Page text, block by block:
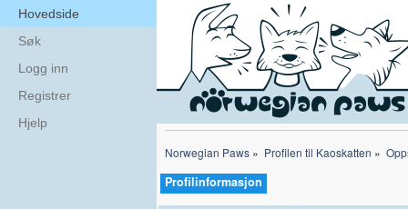
Hovedside
Søk
Logg inn
Registrer
Hjelp
Norwegian Paws » Profilen til Kaoskatten »
Profilinformasjon